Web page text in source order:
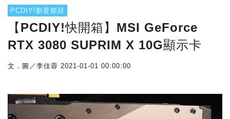
PCDIY!影音節目
【PCDIY!快開箱】MSI GeForce
RTX 3080 SUPRIM X 10G顯示卡
文．圖／李佳蓉 2021-01-01 00:00:00